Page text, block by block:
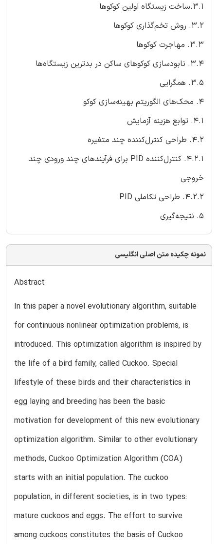
3.1.ساخت زیستگاه اولین کوکوها
3.2. روش تخم‌گذاری کوکوها
3.3. مهاجرت کوکوها
3.4. نابودسازی کوکوهای ساکن در بدترین زیستگاه‌ها
3.5. همگرایی
4. محک‌های الگوریتم بهینه‌سازی کوکو
4.1. توابع هزینه آزمایش
4.2. طراحی کنترل‌کننده چند متغیره
4.2.1. کنترل‌کننده PID برای فرآیندهای چند ورودی چند
خروجی
4.2.2. طراحی تکاملی PID
5. نتیجه‌گیری
نمونه چکیده متن اصلی انگلیسی
Abstract
In this paper a novel evolutionary algorithm, suitable
for continuous nonlinear optimization problems, is
introduced. This optimization algorithm is inspired by
the life of a bird family, called Cuckoo. Special
lifestyle of these birds and their characteristics in
egg laying and breeding has been the basic
motivation for development of this new evolutionary
optimization algorithm. Similar to other evolutionary
methods, Cuckoo Optimization Algorithm (COA)
starts with an initial population. The cuckoo
population, in different societies, is in two types:
mature cuckoos and eggs. The effort to survive
among cuckoos constitutes the basis of Cuckoo